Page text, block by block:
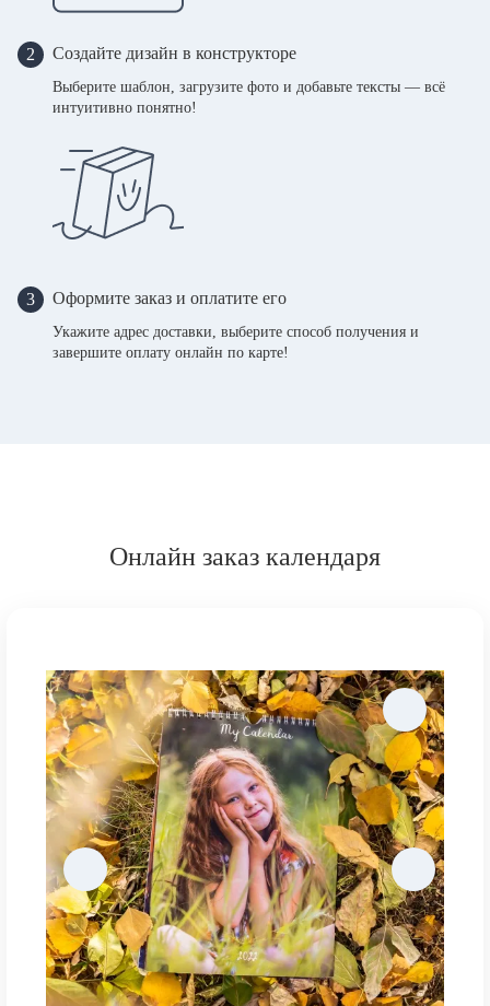
2 Создайте дизайн в конструкторе
Выберите шаблон, загрузите фото и добавьте тексты — всё
интуитивно понятно!
3 Оформите заказ и оплатите его
Укажите адрес доставки, выберите способ получения и
завершите оплату онлайн по карте!
Онлайн заказ календаря